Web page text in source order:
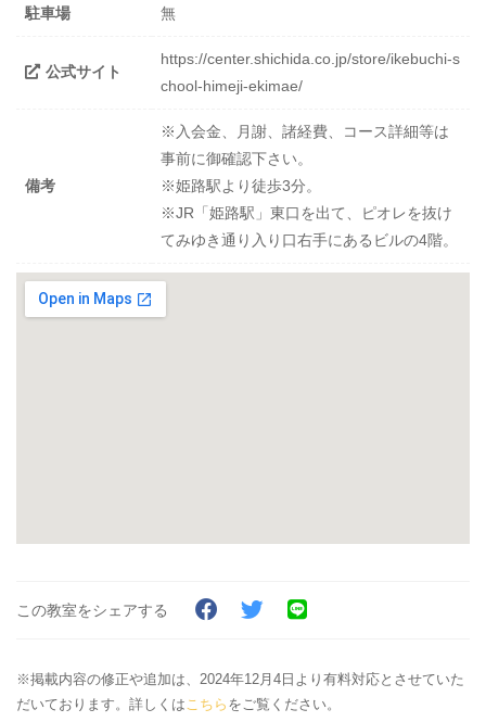
駐車場 無
公式サイト
https://center.shichida.co.jp/store/ikebuchi-s
chool-himeji-ekimae/
備考
※入会金、月謝、諸経費、コース詳細等は
事前に御確認下さい。
※姫路駅より徒歩3分。
※JR「姫路駅」東口を出て、ピオレを抜け
てみゆき通り入り口右手にあるビルの4階。
この教室をシェアする
※掲載内容の修正や追加は、2024年12月4日より有料対応とさせていた
だいております。詳しくは こちら をご覧ください。